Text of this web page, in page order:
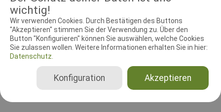
wichtig!
Wir verwenden Cookies. Durch Bestätigen des Buttons
"Akzeptieren" stimmen Sie der Verwendung zu. Über den
Button "Konfigurieren" können Sie auswählen, welche Cookies
Sie zulassen wollen. Weitere Informationen erhalten Sie in hier:
Datenschutz.
Akzeptieren
Konfiguration
RICHTER UND HELFER
Dänemark